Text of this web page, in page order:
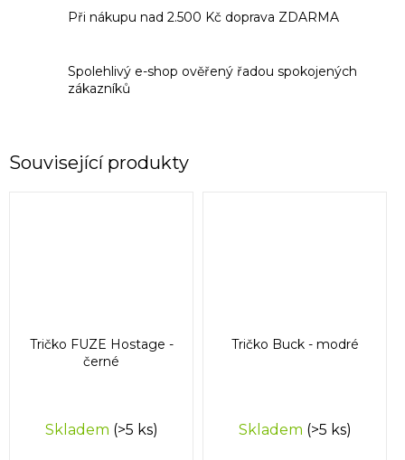
Při nákupu nad 2.500 Kč doprava ZDARMA
Spolehlivý e-shop ověřený řadou spokojených
zákazníků
Související produkty
Tričko FUZE Hostage -
černé
Skladem (>5 ks)
Tričko Buck - modré
Skladem (>5 ks)